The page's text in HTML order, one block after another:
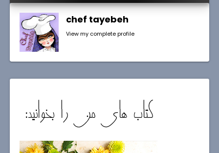
chef tayebeh
View my complete profile